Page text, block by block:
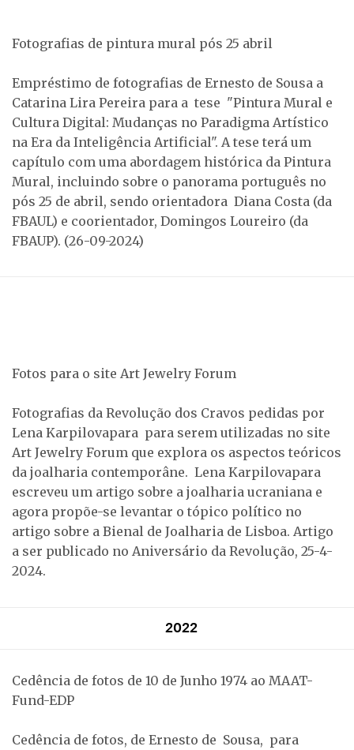
Fotografias de pintura mural pós 25 abril
Empréstimo de fotografias de Ernesto de Sousa a
Catarina Lira Pereira para a tese "Pintura Mural e
Cultura Digital: Mudanças no Paradigma Artístico
na Era da Inteligência Artificial". A tese terá um
capítulo com uma abordagem histórica da Pintura
Mural, incluindo sobre o panorama português no
pós 25 de abril, sendo orientadora Diana Costa (da
FBAUL) e coorientador, Domingos Loureiro (da
FBAUP). (26-09-2024)
Fotos para o site Art Jewelry Forum
Fotografias da Revolução dos Cravos pedidas por
Lena Karpilovapara para serem utilizadas no site
Art Jewelry Forum que explora os aspectos teóricos
da joalharia contemporâne. Lena Karpilovapara
escreveu um artigo sobre a joalharia ucraniana e
agora propõe-se levantar o tópico político no
artigo sobre a Bienal de Joalharia de Lisboa. Artigo
a ser publicado no Aniversário da Revolução, 25-4-
2024.
2022
Cedência de fotos de 10 de Junho 1974 ao MAAT-
Fund-EDP
Cedência de fotos, de Ernesto de Sousa, para